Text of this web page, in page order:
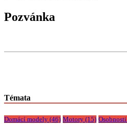
Pozvánka
Témata
Domácí modely (46) Motory (15) Osobnosti